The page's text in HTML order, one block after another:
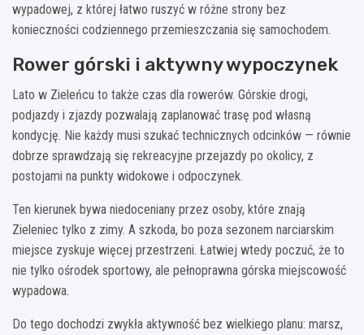
wypadowej, z której łatwo ruszyć w różne strony bez
konieczności codziennego przemieszczania się samochodem.
Rower górski i aktywny wypoczynek
Lato w Zieleńcu to także czas dla rowerów. Górskie drogi,
podjazdy i zjazdy pozwalają zaplanować trasę pod własną
kondycję. Nie każdy musi szukać technicznych odcinków — równie
dobrze sprawdzają się rekreacyjne przejazdy po okolicy, z
postojami na punkty widokowe i odpoczynek.
Ten kierunek bywa niedoceniany przez osoby, które znają
Zieleniec tylko z zimy. A szkoda, bo poza sezonem narciarskim
miejsce zyskuje więcej przestrzeni. Łatwiej wtedy poczuć, że to
nie tylko ośrodek sportowy, ale pełnoprawna górska miejscowość
wypadowa.
Do tego dochodzi zwykła aktywność bez wielkiego planu: marsz,